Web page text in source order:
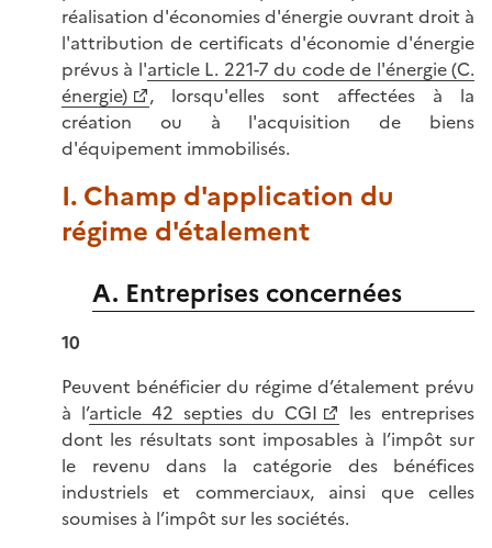
réalisation d'économies d'énergie ouvrant droit à
l'attribution de certificats d'économie d'énergie
prévus à l'article L. 221-7 du code de l'énergie (C.
énergie)
, lorsqu'elles sont affectées à la
création ou à l'acquisition de biens
d'équipement immobilisés.
I. Champ d'application du
régime d'étalement
A. Entreprises concernées
10
Peuvent bénéficier du régime d’étalement prévu
à l’article 42 septies du CGI
les entreprises
dont les résultats sont imposables à l’impôt sur
le revenu dans la catégorie des bénéfices
industriels et commerciaux, ainsi que celles
soumises à l’impôt sur les sociétés.